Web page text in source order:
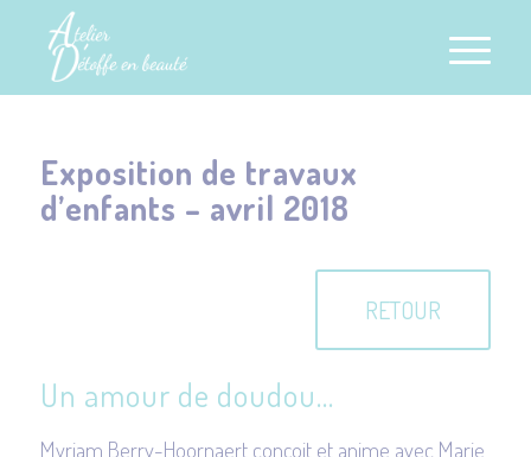
Exposition de travaux
d’enfants – avril 2018
RETOUR
Un amour de doudou…
Myriam Berry-Hoornaert conçoit et anime avec Marie